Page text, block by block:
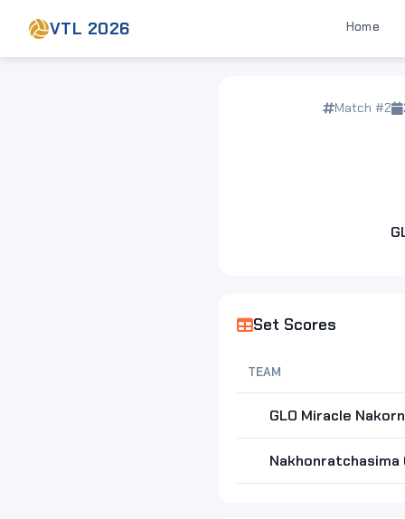
VTL 2026 Home
Match #2
Set Scores
TEAM
GLO Miracle
Nakhonratchasima